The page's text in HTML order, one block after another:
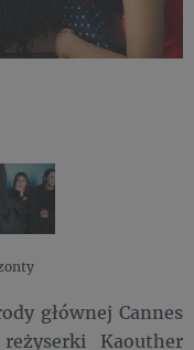
głównej Cannes
Kaouther